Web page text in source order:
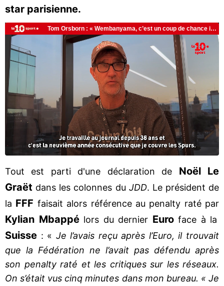
star parisienne.
Tout est parti d'une déclaration de Noël Le
Graët dans les colonnes du JDD. Le président de
la FFF faisait alors référence au penalty raté par
Kylian Mbappélors du dernier Euroface à la
Suisse : « Je l’avais reçu après l’Euro, il trouvait
que la Fédération ne l’avait pas défendu après
son penalty raté et les critiques sur les réseaux.
On s’était vus cinq minutes dans mon bureau. « Je